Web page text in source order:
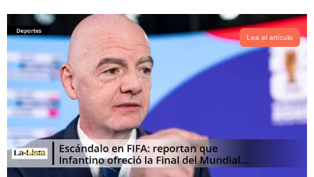
i
t
t
e
r
a
t
s
a
p
p
Lea el artículo